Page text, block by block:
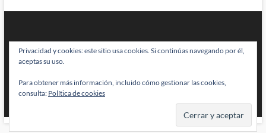
BRAINSTOMPING| Diseñado por:Theme Freesia|WordPress| © Todos
los derechos reservados
Privacidad y cookies: este sitio usa cookies. Si continúas navegando por él,
aceptas su uso.
Para obtener más información, incluido cómo gestionar las cookies,
consulta: Política de cookies